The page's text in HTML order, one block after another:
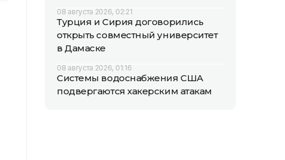
08 августа 2026, 02:21
Турция и Сирия договорились
открыть совместный университет
в Дамаске
08 августа 2026, 01:16
Системы водоснабжения США
подвергаются хакерским атакам